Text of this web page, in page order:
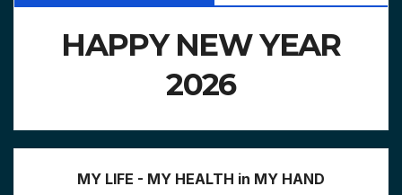
HAPPY NEW YEAR
2026
MY LIFE - MY HEALTH in MY HAND